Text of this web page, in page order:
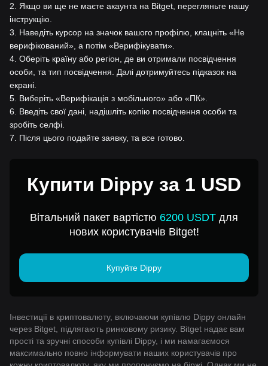
2
Якщо ви ще не маєте акаунта на Bitget, перегляньте нашу
інструкцію.
3
Наведіть курсор на значок вашого профілю, клацніть «Не
верифікований», а потім «Верифікувати».
4 Оберіть країну або регіон, де ви отримали посвідчення
особи, та тип посвідчення. Далі дотримуйтесь підказок на
екрані.
5 Виберіть «Верифікація з мобільного» або «ПК».
6
Введіть свої дані, надішліть копію посвідчення особи та
зробіть селфі.
7
Після цього подайте заявку, та все готово.
Купити Dippy за 1 USD
Вітальний пакет вартістю 6200 USDT для
нових користувачів Bitget!
Купуйте Dippy
Інвестиції в криптовалюту, включаючи купівлю Dippy онлайн
через Bitget, підлягають ринковому ризику. Bitget надає вам
прості та зручні способи купівлі Dippy, і ми намагаємося
максимально повно інформувати наших користувачів про